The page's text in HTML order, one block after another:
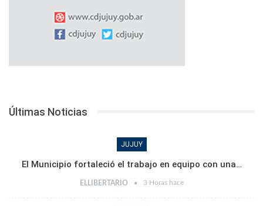
Últimas Noticias
JUJUY
El Municipio fortaleció el trabajo en equipo con una…
ELLIBERTARIO 3 Horas hace